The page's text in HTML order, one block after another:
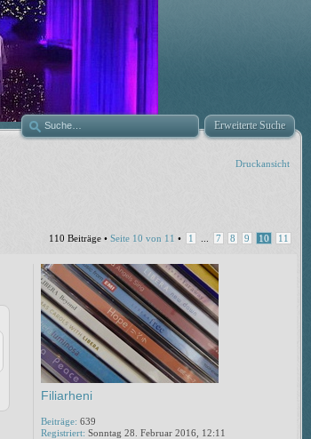
Erweiterte Suche
Druckansicht
110 Beiträge • Seite 10 von 11 • 1 7 8 9 10 11
Filiarheni
Beiträge: 639
Registriert: Sonntag 28. Februar 2016, 12:11